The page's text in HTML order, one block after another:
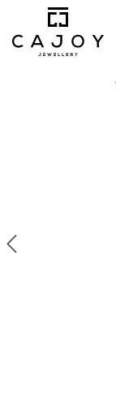
principal